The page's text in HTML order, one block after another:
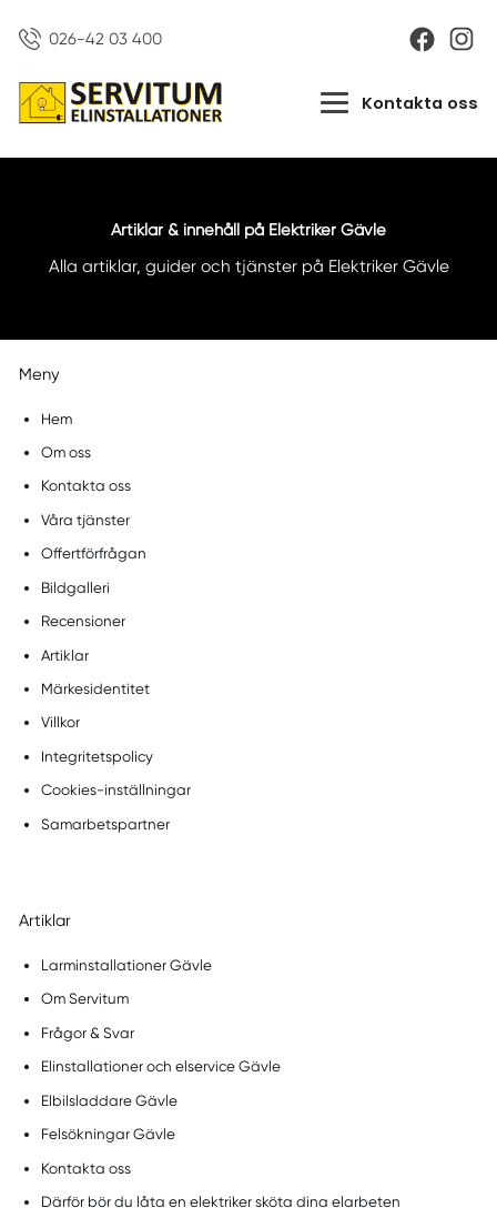
026-42 03 400
Kontakta oss
Artiklar & innehåll på Elektriker Gävle
Alla artiklar, guider och tjänster på Elektriker Gävle
Meny
Hem
Om oss
Kontakta oss
Våra tjänster
Offertförfrågan
Bildgalleri
Recensioner
Artiklar
Märkesidentitet
Villkor
Integritetspolicy
Cookies-inställningar
Samarbetspartner
Artiklar
Larminstallationer Gävle
Om Servitum
Frågor & Svar
Elinstallationer och elservice Gävle
Elbilsladdare Gävle
Felsökningar Gävle
Kontakta oss
Därför bör du låta en elektriker sköta dina elarbeten